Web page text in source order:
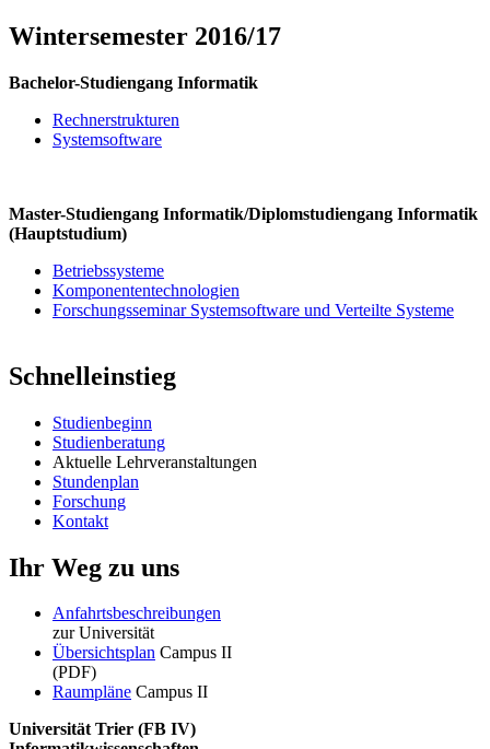
Wintersemester 2016/17
Bachelor-Studiengang Informatik
Rechnerstrukturen
Systemsoftware
Master-Studiengang Informatik/Diplomstudiengang Informatik
(Hauptstudium)
Betriebssysteme
Komponententechnologien
Forschungsseminar Systemsoftware und Verteilte Systeme
Schnelleinstieg
Studienbeginn
Studienberatung
Aktuelle Lehrveranstaltungen
Stundenplan
Forschung
Kontakt
Ihr Weg zu uns
Anfahrtsbeschreibungen
zur Universität
Übersichtsplan Campus II
(PDF)
Raumpläne Campus II
Universität Trier (FB IV)